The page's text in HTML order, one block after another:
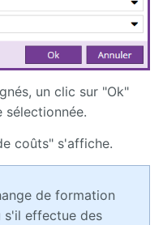
un clic sur "Ok"
coûts" s'affiche.
de formation
s'il effectue des